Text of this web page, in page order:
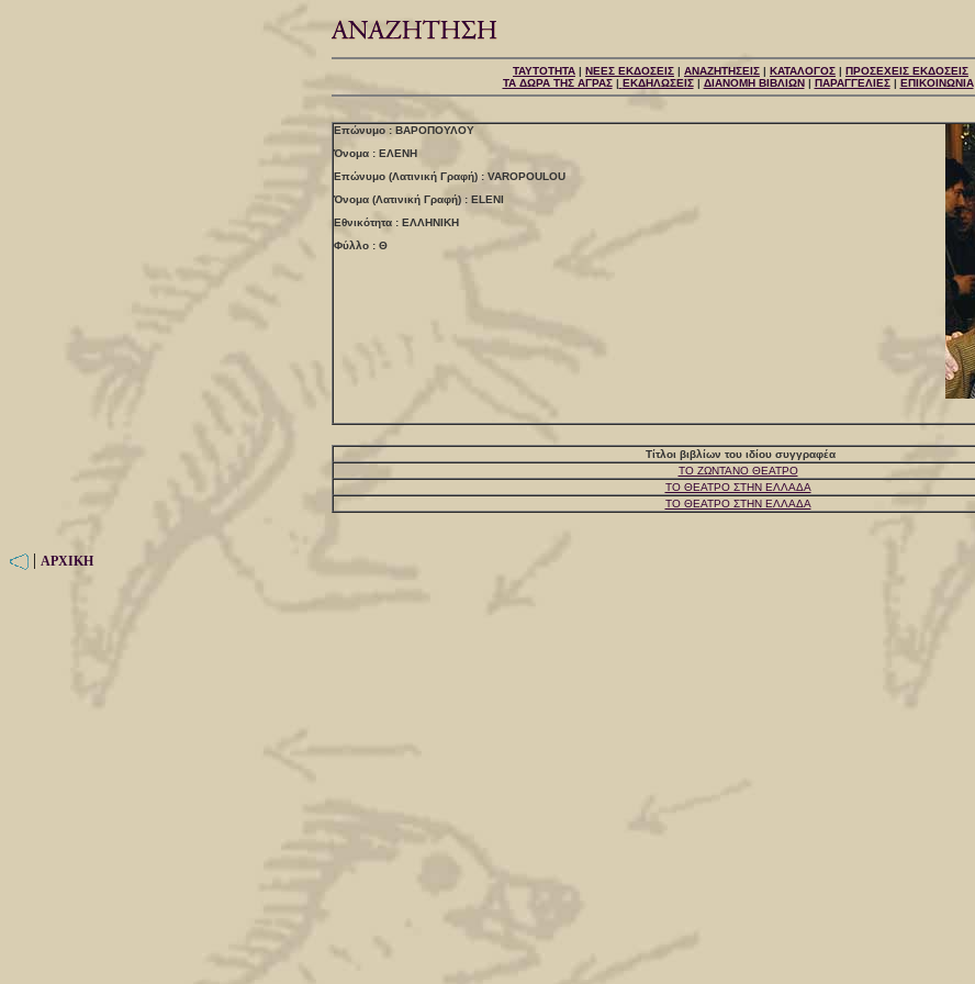
ΤΑΥΤΟΤΗΤΑ | ΝΕΕΣ ΕΚΔΟΣΕΙΣ | ΑΝΑΖΗΤΗΣΕΙΣ | ΚΑΤΑΛΟΓΟΣ | ΠΡΟΣΕΧΕΙΣ ΕΚΔΟΣΕΙΣ
ΤΑ ΔΩΡΑ ΤΗΣ ΑΓΡΑΣ| ΕΚΔΗΛΩΣΕΙΣ| ΔΙΑΝΟΜΗ ΒΙΒΛΙΩΝ| ΠΑΡΑΓΓΕΛΙΕΣ| ΕΠΙΚΟΙΝΩΝΙΑ
Επώνυμο : ΒΑΡΟΠΟΥΛΟΥ
Όνομα : ΕΛΕΝΗ
Επώνυμο (Λατινική Γραφή) : VAROPOULOU
Όνομα (Λατινική Γραφή) : ELENI
Εθνικότητα : ΕΛΛΗΝΙΚΗ
Φύλλο : Θ
Τίτλοι βιβλίων του ιδίου συγγραφέα
ΤΟ ΖΩΝΤΑΝΟ ΘΕΑΤΡΟ
ΤΟ ΘΕΑΤΡΟ ΣΤΗΝ ΕΛΛΑΔΑ
ΤΟ ΘΕΑΤΡΟ ΣΤΗΝ ΕΛΛΑΔΑ
| ΑΡΧΙΚΗ